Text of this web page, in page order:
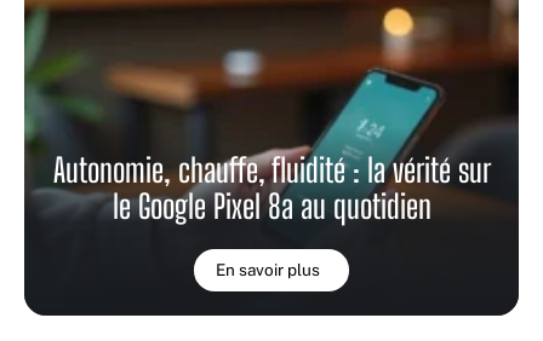
Autonomie, chauffe, fluidité : la vérité sur
le Google Pixel 8a au quotidien
En savoir plus